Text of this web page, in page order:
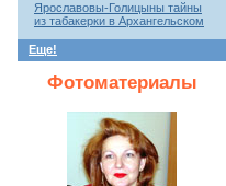
Ярославовы-Голицыны тайны
из табакерки в Архангельском
Еще!
Фотоматериалы